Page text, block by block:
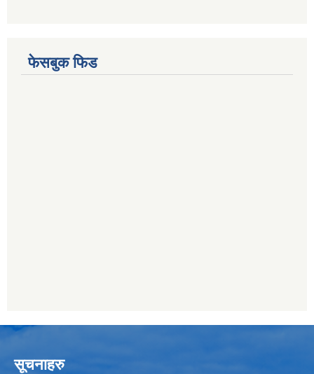
फेसबुक फिड
सूचनाहरु